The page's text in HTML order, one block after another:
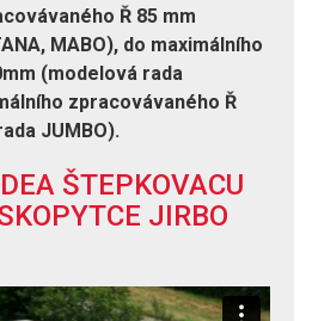
Ř 85 mm
MABO), do maximálního
(modelová rada
zpracovávaného Ř
JUMBO).
ŠTEPKOVACU
JIRBO